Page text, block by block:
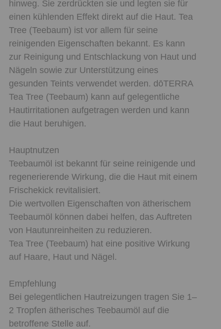
hinweg. Sie zerdrückten sie und legten sie für
einen kühlenden Effekt direkt auf die Haut. Tea
Tree (Teebaum) ist vor allem für seine
reinigenden Eigenschaften bekannt. Es kann
zur Reinigung und Entschlackung von Haut und
Nägeln sowie zur Unterstützung eines
gesunden Teints verwendet werden. dōTERRA
Tea Tree (Teebaum) kann auf gelegentliche
Hautirritationen aufgetragen werden und kann
die Haut beruhigen.
Hauptnutzen
Teebaumöl ist bekannt für seine reinigende und
regenerierende Wirkung, die die Haut mit einem
Frischekick revitalisiert.
Die wertvollen Eigenschaften von ätherischem
Teebaumöl können dabei helfen, das Auftreten
von Hautunreinheiten zu reduzieren.
Tea Tree (Teebaum) hat eine positive Wirkung
auf Haare, Haut und Nägel.
Empfehlung
Bei gelegentlichen Hautreizungen tragen Sie 1–
2 Tropfen ätherisches Teebaumöl auf die
betroffene Stelle auf.